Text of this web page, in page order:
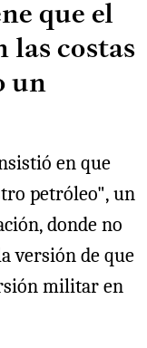
que el
las costas
un
en que
petróleo", un
donde no
versión de que
militar en